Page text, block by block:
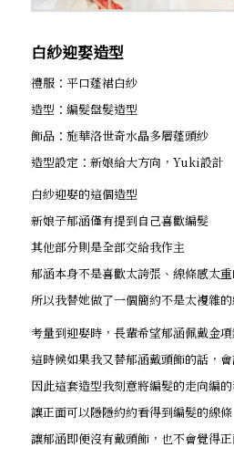
白紗迎娶造型
禮服：平口蓬裙白紗
造型：編髮盤髮造型
飾品：施華洛世奇水晶多層蓬頭紗
造型設定：新娘給大方向，Yuki設計
白紗迎娶的這個造型
新娘子郁涵僅有提到自己喜歡編髮
其他部分則是全部交給我作主
郁涵本身不是喜歡太誇張、線條感太
所以我替她做了一個簡約不是太複雜
考量到迎娶時，長輩希望郁涵佩戴金
這時候如果我又替郁涵戴頭飾的話，
因此這套造型我刻意將編髮的走向編
讓正面可以隱隱約約看得到編髮的線條
讓郁涵即便沒有戴頭飾，也不會覺得